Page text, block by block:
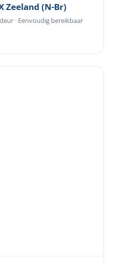
Zeeland (N-Br)
· Eenvoudig bereikbaar